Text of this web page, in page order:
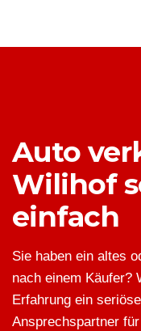
Auto
Wilihof
einfach
Sie haben ein altes
nach einem Käufer?
Erfahrung ein
Ansprechspartner